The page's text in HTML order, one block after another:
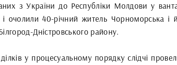
з України до Республіки Молдови у
і очолили 40-річний житель Чорноморська і
Дністровського району.
у процесуальному порядку слідчі